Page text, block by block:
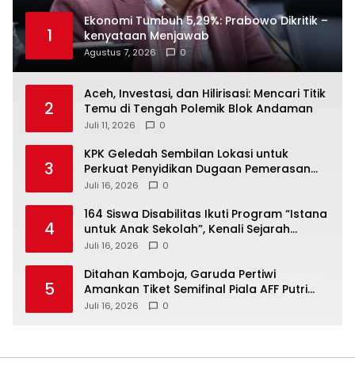
1
Ekonomi Tumbuh 5,29%: Prabowo Dikritik –
kenyataan Menjawab
Agustus 7, 2026 0
2
Aceh, Investasi, dan Hilirisasi: Mencari Titik
Temu di Tengah Polemik Blok Andaman
Juli 11, 2026 0
3
KPK Geledah Sembilan Lokasi untuk
Perkuat Penyidikan Dugaan Pemerasan
Bupati Sukoharjo Nonaktif
Juli 16, 2026 0
4
164 Siswa Disabilitas Ikuti Program “Istana
untuk Anak Sekolah”, Kenali Sejarah
Bangsa dan Pemerintahan
Juli 16, 2026 0
5
Ditahan Kamboja, Garuda Pertiwi
Amankan Tiket Semifinal Piala AFF Putri
2026
Juli 16, 2026 0